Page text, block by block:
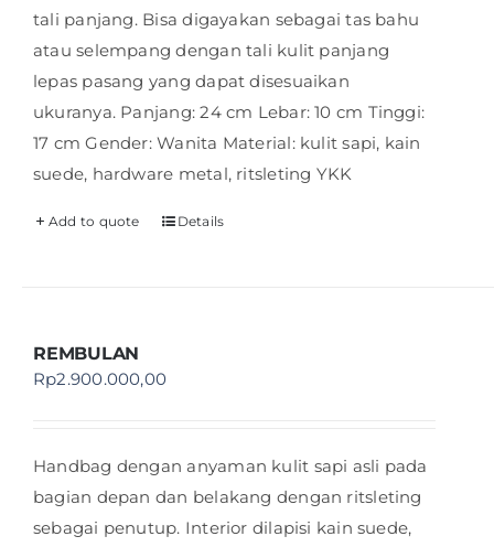
tali panjang. Bisa digayakan sebagai tas bahu
atau selempang dengan tali kulit panjang
lepas pasang yang dapat disesuaikan
ukuranya. Panjang: 24 cm Lebar: 10 cm Tinggi:
17 cm Gender: Wanita Material: kulit sapi, kain
suede, hardware metal, ritsleting YKK
Add to quote Details
REMBULAN
Rp2.900.000,00
Handbag dengan anyaman kulit sapi asli pada
bagian depan dan belakang dengan ritsleting
sebagai penutup. Interior dilapisi kain suede,